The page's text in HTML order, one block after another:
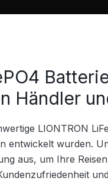
Händler
LIONTRON
entwickelt wurden.
aus, um Ihre